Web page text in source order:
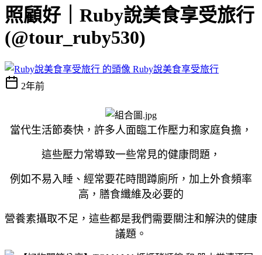
照顧好｜Ruby說美食享受旅行
(@tour_ruby530)
Ruby說美食享受旅行
2年前
當代生活節奏快，許多人面臨工作壓力和家庭負擔，
這些壓力常導致一些常見的健康問題，
例如不易入睡、經常要花時間蹲廁所，加上外食頻率
高，膳食纖維及必要的
營養素攝取不足，這些都是我們需要關注和解決的健康
議題。